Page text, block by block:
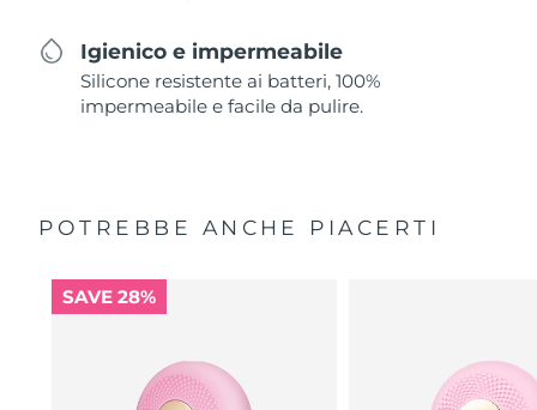
Igienico e impermeabile
Silicone resistente ai batteri, 100%
impermeabile e facile da pulire.
POTREBBE ANCHE PIACERTI
SAVE 28%